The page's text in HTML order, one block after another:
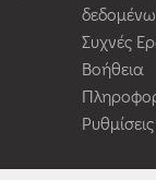
Συχνές
Βοήθεια